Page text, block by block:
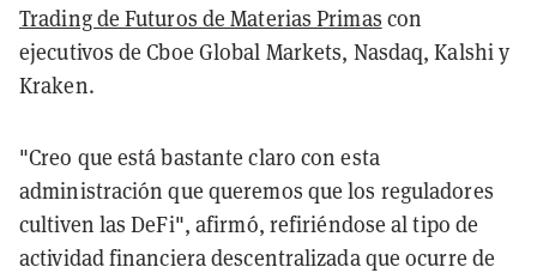
Trading de Futuros de Materias Primas con
ejecutivos de Cboe Global Markets, Nasdaq, Kalshi y
Kraken.
"Creo que está bastante claro con esta
administración que queremos que los reguladores
cultiven las DeFi", afirmó, refiriéndose al tipo de
actividad financiera descentralizada que ocurre de